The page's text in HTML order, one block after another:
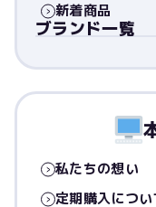
新着商品
ブランド一覧
私たちの想い
定期購入につい